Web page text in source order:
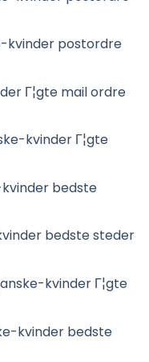
kvinder postordre
Г¦gte mail ordre
kvinder Г¦gte
bedste
bedste steder
kvinder Г¦gte
kvinder bedste